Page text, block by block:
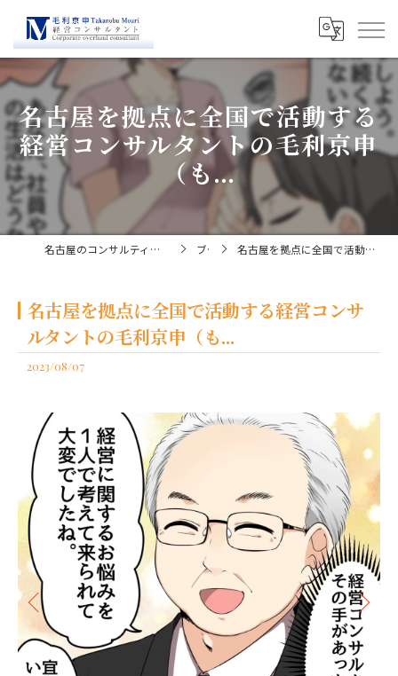
名古屋を拠点に全国で活動する
経営コンサルタントの毛利京申
（も...
名古屋のコンサルティングなら経営コンサルタント毛利京申 ブログ 名古屋を拠点に全国で活動する経営コンサルタントの毛利京申（も...
名古屋を拠点に全国で活動する経営コンサ
ルタントの毛利京申（も...
2023/08/07